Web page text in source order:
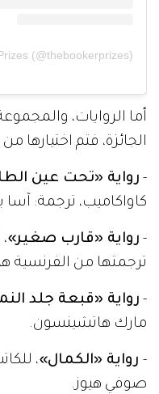
(@thebookerprizes)
أما الروايات،
الجائزة، فتم اختيارها من بين 154 عملاً
- رواية «تحت عين
كاواكاميب، ترجمة: آسا
- رواية «قارب صغير»
ترجمتها من الفرنسية
- رواية «قبعة جلد
مارك هاتشينسون.
- رواية «الكمال»،
صوفي هيوز.